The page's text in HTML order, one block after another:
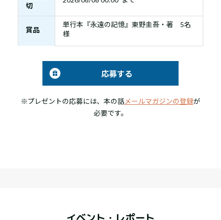
切
賞品
単行本『永遠の記憶』東野圭吾・著 5名
様
応募する
※プレゼントの応募には、本の話メールマガジンの登録が
必要です。